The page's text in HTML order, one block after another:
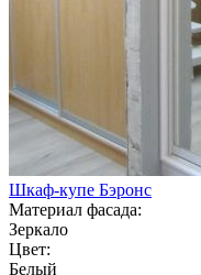
Шкаф-купе Бэронс
Материал фасада:
Зеркало
Цвет:
Белый